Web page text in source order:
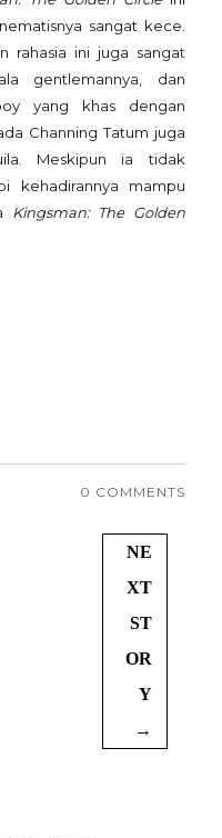
sangat kece.
rahasia ini juga sangat
gentlemannya, dan
yang khas dengan
Channing Tatum juga
Meskipun ia tidak
kehadirannya mampu
Kingsman: The Golden
0 COMMENTS
NE
XT
ST
OR
Y
→